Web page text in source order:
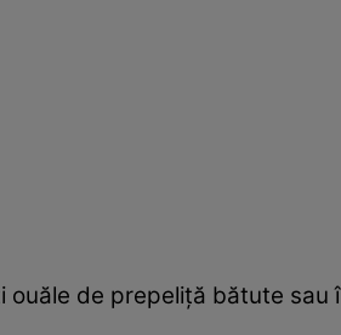
ouăle de prepeliţă bătute sau